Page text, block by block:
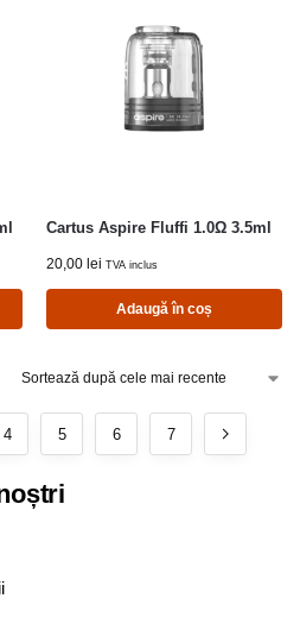
Cartus Aspire Fluffi 1.0Ω 3.5ml
20,00 lei TVA inclus
Adaugă în coș
4 5 6 7